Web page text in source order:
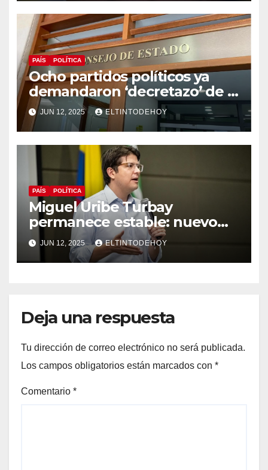
PAÍS POLÍTICA
Ocho partidos políticos ya
demandaron ‘decretazo’ de la
consulta popular
JUN 12, 2025 ELTINTODEHOY
PAÍS POLÍTICA
Miguel Uribe Turbay
permanece estable: nuevo
parte médico de la clínica
Santa Fe
JUN 12, 2025 ELTINTODEHOY
Deja una respuesta
Tu dirección de correo electrónico no será publicada.
Los campos obligatorios están marcados con *
Comentario *